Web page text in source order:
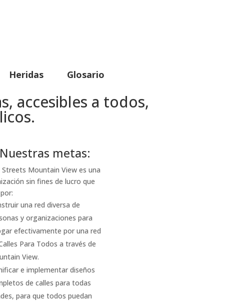
Heridas Glosario
accesibles a todos,
Nuestras metas:
Streets Mountain View es una
sin fines de lucro que
una red diversa de
y organizaciones para
efectivamente por una red
Para Todos a través de
View.
e implementar diseños
de calles para todas
para que todos puedan